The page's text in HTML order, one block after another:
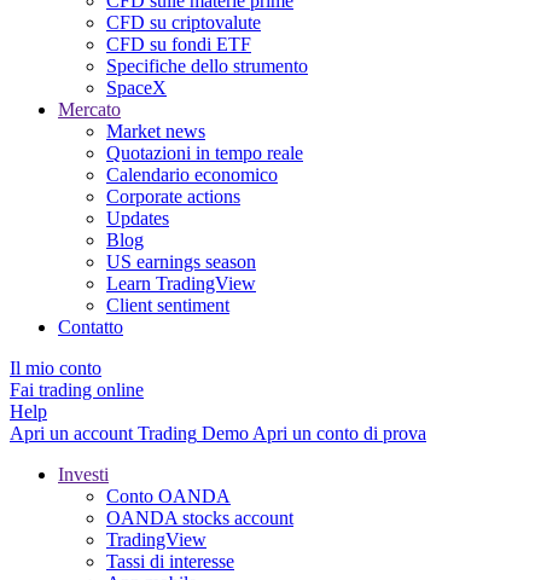
CFD su criptovalute
CFD su fondi ETF
Specifiche dello strumento
SpaceX
Mercato
Market news
Quotazioni in tempo reale
Calendario economico
Corporate actions
Updates
Blog
US earnings season
Learn TradingView
Client sentiment
Contatto
Il mio conto
Fai trading online
Help
Apri un account Trading Demo Apri un conto di prova
Investi
Conto OANDA
OANDA stocks account
TradingView
Tassi di interesse